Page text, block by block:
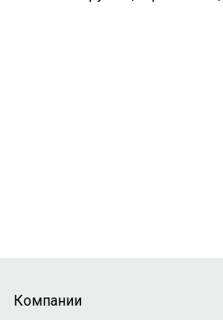
Компании